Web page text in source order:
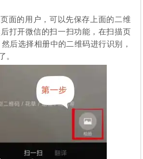
面的用户，可以先保存上面的二维
打开微信的扫一扫功能，在扫描页
然后选择相册中的二维码进行识别，
。